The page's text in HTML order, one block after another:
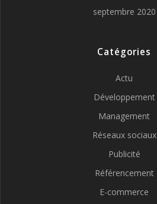
septembre 2020
Catégories
Actu
Développement
Management
Réseaux sociaux
Publicité
Référencement
E-commerce